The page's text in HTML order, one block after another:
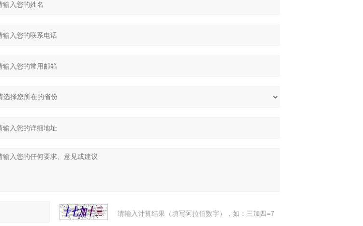
请输入计算结果（填写阿拉伯数字），如：三加四=7